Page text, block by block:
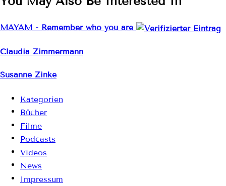
MAYAM - Remember who you are
Claudia Zimmermann
Susanne Zinke
Kategorien
Bücher
Filme
Podcasts
Videos
News
Impressum